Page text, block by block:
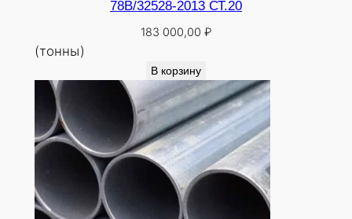
78В/32528-2013 СТ.20
183 000,00 ₽
(тонны)
В корзину